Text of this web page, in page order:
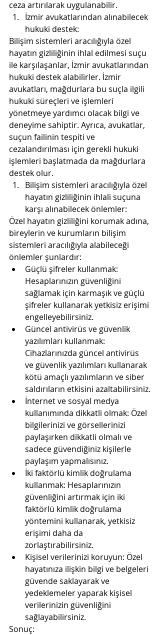
ceza artırılarak uygulanabilir.
İzmir avukatlarından alınabilecek
hukuki destek:
Bilişim sistemleri aracılığıyla özel
hayatın gizliliğinin ihlal edilmesi suçu
ile karşılaşanlar, İzmir avukatlarından
hukuki destek alabilirler. İzmir
avukatları, mağdurlara bu suçla ilgili
hukuki süreçleri ve işlemleri
yönetmeye yardımcı olacak bilgi ve
deneyime sahiptir. Ayrıca, avukatlar,
suçun failinin tespiti ve
cezalandırılması için gerekli hukuki
işlemleri başlatmada da mağdurlara
destek olur.
Bilişim sistemleri aracılığıyla özel
hayatın gizliliğinin ihlali suçuna
karşı alınabilecek önlemler:
Özel hayatın gizliliğini korumak adına,
bireylerin ve kurumların bilişim
sistemleri aracılığıyla alabileceği
önlemler şunlardır:
Güçlü şifreler kullanmak:
Hesaplarınızın güvenliğini
sağlamak için karmaşık ve güçlü
şifreler kullanarak yetkisiz erişimi
engelleyebilirsiniz.
Güncel antivirüs ve güvenlik
yazılımları kullanmak:
Cihazlarınızda güncel antivirüs
ve güvenlik yazılımları kullanarak
kötü amaçlı yazılımların ve siber
saldırıların etkisini azaltabilirsiniz.
İnternet ve sosyal medya
kullanımında dikkatli olmak: Özel
bilgilerinizi ve görsellerinizi
paylaşırken dikkatli olmalı ve
sadece güvendiğiniz kişilerle
paylaşım yapmalısınız.
İki faktörlü kimlik doğrulama
kullanmak: Hesaplarınızın
güvenliğini artırmak için iki
faktörlü kimlik doğrulama
yöntemini kullanarak, yetkisiz
erişimi daha da
zorlaştırabilirsiniz.
Kişisel verilerinizi koruyun: Özel
hayatınıza ilişkin bilgi ve belgeleri
güvende saklayarak ve
yedeklemeler yaparak kişisel
verilerinizin güvenliğini
sağlayabilirsiniz.
Sonuç: